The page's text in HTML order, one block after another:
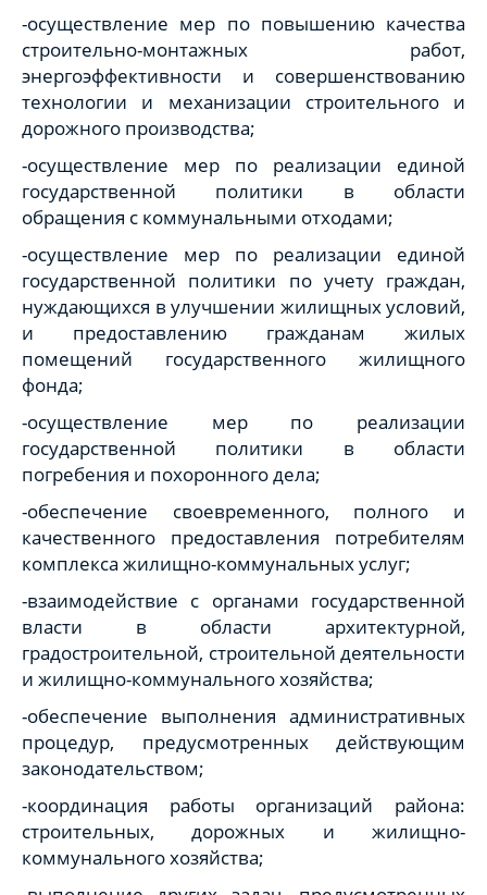
-осуществление мер по повышению качества
строительно-монтажных работ,
энергоэффективности и совершенствованию
технологии и механизации строительного и
дорожного производства;
-осуществление мер по реализации единой
государственной политики в области
обращения с коммунальными отходами;
-осуществление мер по реализации единой
государственной политики по учету граждан,
нуждающихся в улучшении жилищных условий,
и предоставлению гражданам жилых
помещений государственного жилищного
фонда;
-осуществление мер по реализации
государственной политики в области
погребения и похоронного дела;
-обеспечение своевременного, полного и
качественного предоставления потребителям
комплекса жилищно-коммунальных услуг;
-взаимодействие с органами государственной
власти в области архитектурной,
градостроительной, строительной деятельности
и жилищно-коммунального хозяйства;
-обеспечение выполнения административных
процедур, предусмотренных действующим
законодательством;
-координация работы организаций района:
строительных, дорожных и жилищно-
коммунального хозяйства;